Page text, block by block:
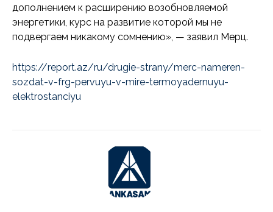
дополнением к расширению возобновляемой
энергетики, курс на развитие которой мы не
подвергаем никакому сомнению», — заявил Мерц.
https://report.az/ru/drugie-strany/merc-nameren-
sozdat-v-frg-pervuyu-v-mire-termoyadernuyu-
elektrostanciyu